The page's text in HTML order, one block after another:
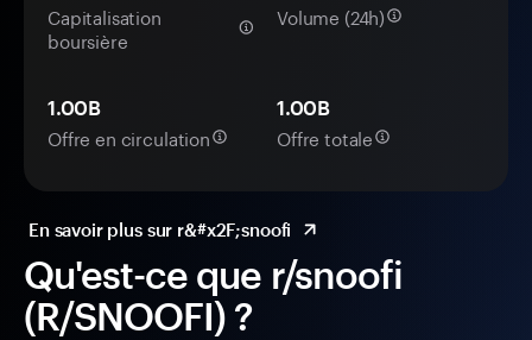
Qu'est-ce que r/snoofi
(R/SNOOFI) ?
Capitalisation
boursière
Volume (24h)
1.00B
Offre en circulation
1.00B
Offre totale
En savoir plus sur r&#x2F;snoofi